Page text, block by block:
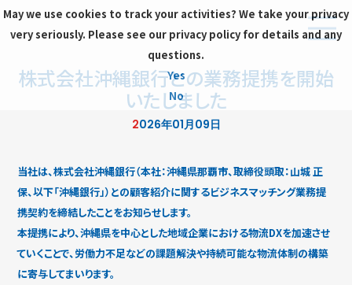
株式会社沖縄銀行との業務提携を開始
いたしました
2026年01月09日
当社は、株式会社沖縄銀行（本社：沖縄県那覇市、取締役頭取：山城 正
保、以下「沖縄銀行」）との顧客紹介に関するビジネスマッチング業務提
携契約を締結したことをお知らせします。
本提携により、沖縄県を中心とした地域企業における物流DXを加速させ
ていくことで、労働力不足などの課題解決や持続可能な物流体制の構築
に寄与してまいります。
May we use cookies to track your activities? We take your privacy
very seriously. Please see our privacy policy for details and any
questions.
Yes
No